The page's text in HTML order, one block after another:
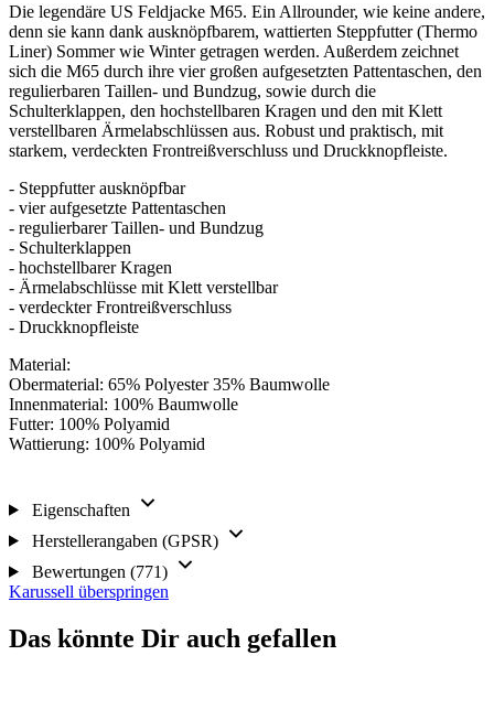
Die legendäre US Feldjacke M65. Ein Allrounder, wie keine andere,
denn sie kann dank ausknöpfbarem, wattierten Steppfutter (Thermo
Liner) Sommer wie Winter getragen werden. Außerdem zeichnet
sich die M65 durch ihre vier großen aufgesetzten Pattentaschen, den
regulierbaren Taillen- und Bundzug, sowie durch die
Schulterklappen, den hochstellbaren Kragen und den mit Klett
verstellbaren Ärmelabschlüssen aus. Robust und praktisch, mit
starkem, verdeckten Frontreißverschluss und Druckknopfleiste.
- Steppfutter ausknöpfbar
- vier aufgesetzte Pattentaschen
- regulierbarer Taillen- und Bundzug
- Schulterklappen
- hochstellbarer Kragen
- Ärmelabschlüsse mit Klett verstellbar
- verdeckter Frontreißverschluss
- Druckknopfleiste
Material:
Obermaterial: 65% Polyester 35% Baumwolle
Innenmaterial: 100% Baumwolle
Futter: 100% Polyamid
Wattierung: 100% Polyamid
Eigenschaften
Herstellerangaben (GPSR)
Bewertungen (771)
Karussell überspringen
Das könnte Dir auch gefallen